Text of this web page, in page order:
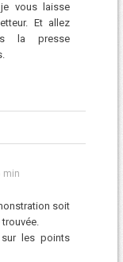
vous laisse
Et allez
la presse
min
soit
les points